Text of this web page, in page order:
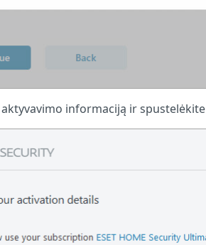
informaciją ir spustelėkite